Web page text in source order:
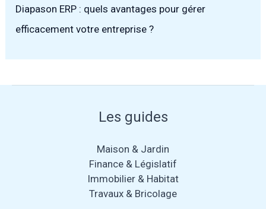
Diapason ERP : quels avantages pour gérer
efficacement votre entreprise ?
Les guides
Maison & Jardin
Finance & Législatif
Immobilier & Habitat
Travaux & Bricolage